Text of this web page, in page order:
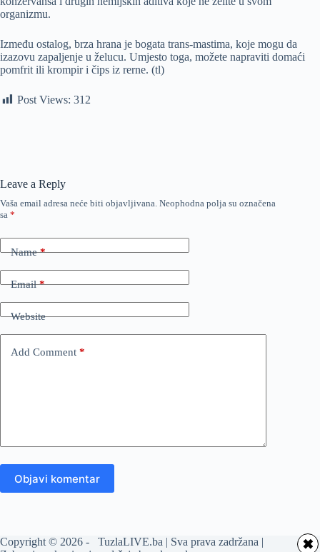
organizmu.
Između ostalog, brza hrana je bogata trans-mastima, koje mogu da
izazovu zapaljenje u želucu. Umjesto toga, možete napraviti domaći
pomfrit ili krompir i čips iz rerne. (tl)
Post Views: 312
Leave a Reply
Vaša email adresa neće biti objavljivana. Neophodna polja su označena
sa *
Name*
Email*
Website
Add Comment *
Objavi komentar
Copyright © 2026 - TuzlaLIVE.ba | Sva prava zadržana |
✖